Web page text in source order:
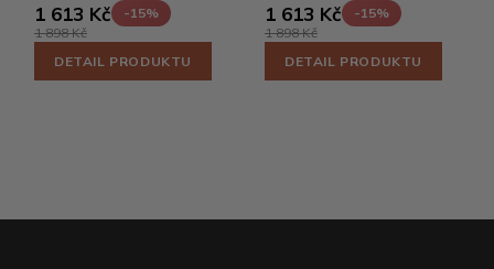
1 613 Kč
-15%
1 898 Kč
DETAIL PRODUKTU
1 613 Kč
-15%
1 898 Kč
DETAIL PRODUKTU